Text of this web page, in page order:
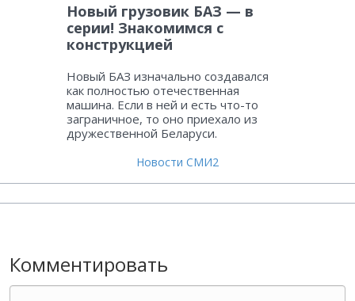
Новый грузовик БАЗ — в
серии! Знакомимся с
конструкцией
Новый БАЗ изначально создавался
как полностью отечественная
машина. Если в ней и есть что-то
заграничное, то оно приехало из
дружественной Беларуси.
Новости СМИ2
Комментировать